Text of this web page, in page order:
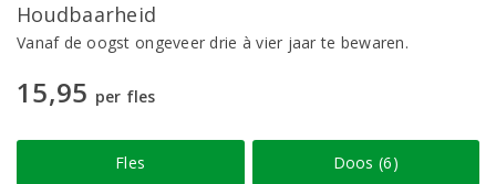
Houdbaarheid
Vanaf de oogst ongeveer drie à vier jaar te bewaren.
15,95 per fles
Fles Doos (6)